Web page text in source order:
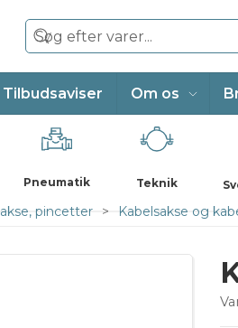
Tilbudsaviser Om os
Pneumatik Teknik
pincetter Kabelsakse og